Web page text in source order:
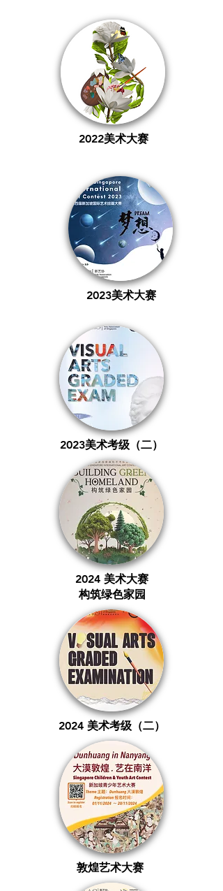
2022美术大赛
2023美术大赛
2023美术考级（二）
2024 美术大赛
构筑绿色家园
2024 美术考级（二）
敦煌艺术大赛